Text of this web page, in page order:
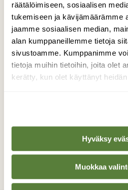
räätälöimiseen, sosiaalisen
tukemiseen ja kävijämäärämme
jaamme sosiaalisen median,
alan kumppaneillemme tietoja
sivustoamme. Kumppanimme
tietoja muihin tietoihin, joita olet
kerätty, kun olet käyttänyt
Hyväksy
Muokkaa
Sianpuolukka on
kuivilla
Valokuvaaja: Tarja